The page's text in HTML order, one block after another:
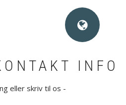
INFO
eller skriv til os -